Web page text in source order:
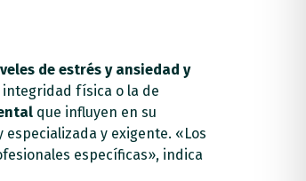
de estrés y ansiedad y
física o la de
que influyen en su
y exigente. «Los
específicas», indica